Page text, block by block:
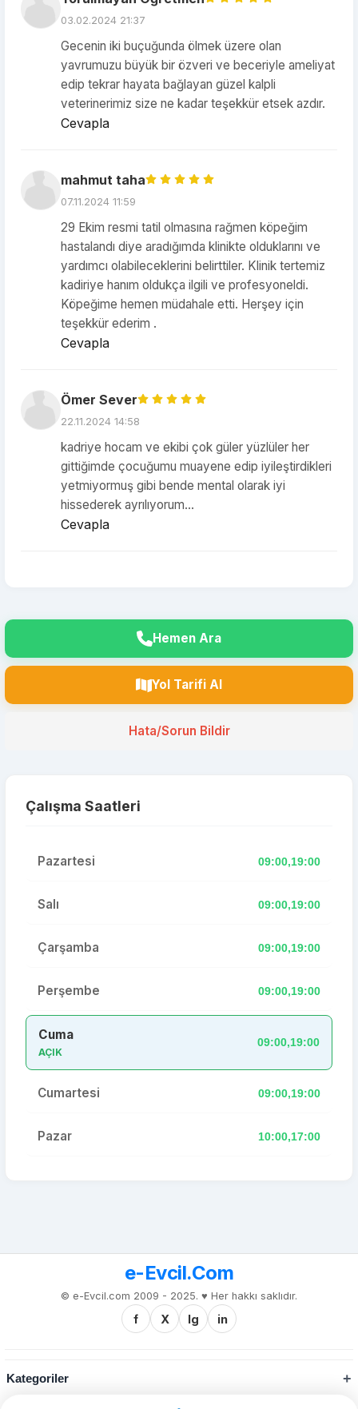
03.02.2024 21:37
Gecenin iki buçuğunda ölmek üzere olan
yavrumuzu büyük bir özveri ve beceriyle ameliyat
edip tekrar hayata bağlayan güzel kalpli
veterinerimiz size ne kadar teşekkür etsek azdır.
Cevapla
mahmut taha
07.11.2024 11:59
29 Ekim resmi tatil olmasına rağmen köpeğim
hastalandı diye aradığımda klinikte olduklarını ve
yardımcı olabileceklerini belirttiler. Klinik tertemiz
kadiriye hanım oldukça ilgili ve profesyoneldi.
Köpeğime hemen müdahale etti. Herşey için
teşekkür ederim .
Cevapla
Ömer Sever
22.11.2024 14:58
kadriye hocam ve ekibi çok güler yüzlüler her
gittiğimde çocuğumu muayene edip iyileştirdikleri
yetmiyormuş gibi bende mental olarak iyi
hissederek ayrılıyorum...
Cevapla
Hemen Ara
Yol Tarifi Al
Hata/Sorun Bildir
Çalışma Saatleri
Pazartesi 09:00,19:00
Salı 09:00,19:00
Çarşamba 09:00,19:00
Perşembe 09:00,19:00
Cuma
AÇIK
09:00,19:00
Cumartesi 09:00,19:00
Pazar 10:00,17:00
e-Evcil.Com
© e-Evcil.com 2009 - 2025. ♥️ Her hakkı saklıdır.
f X Ig in
Kategoriler